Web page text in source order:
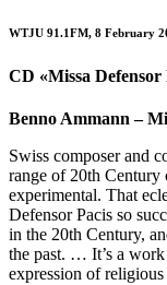
WTJU 91.1FM, 8 February
CD «Missa
Benno Ammann –
Swiss composer and
range of 20th
experimental. That
Defensor Pacis so
in the 20th Century,
the past. … It’s a
expression of